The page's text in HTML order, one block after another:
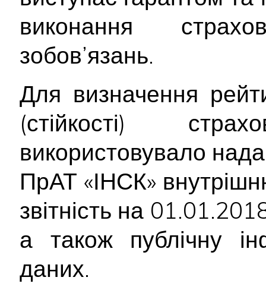
виконання
зобов’язань.
Для визначення
(стійкості)
використовувало
ПрАТ «ІНСК»
звітність на
а також публічну
даних.